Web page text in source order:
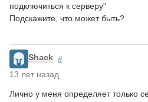
подключиться к серверу"
Подскажите, что может быть?
Shack #
13 лет назад
Лично у меня определяет только